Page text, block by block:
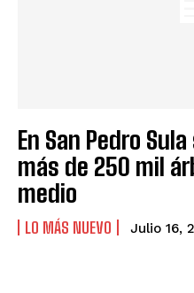
En San Pedro
más de 250 mil
medio
LO MÁS NUEVO Julio 16,